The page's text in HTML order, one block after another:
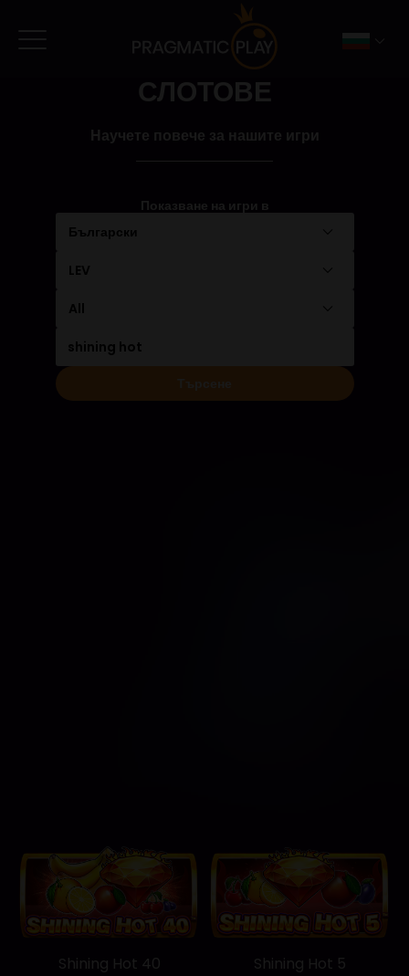
СЛОТОВЕ
Научете повече за нашите игри
Показване на игри в
Български
LEV
All
Shining Hot 40 Shining Hot 5